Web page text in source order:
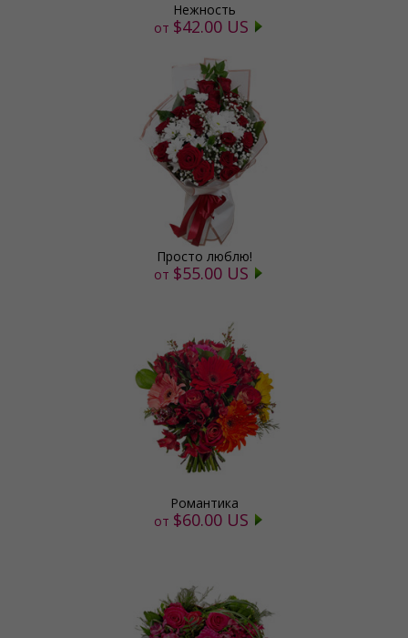
Нежность
от $42.00 US
Просто люблю!
от $55.00 US
Романтика
от $60.00 US